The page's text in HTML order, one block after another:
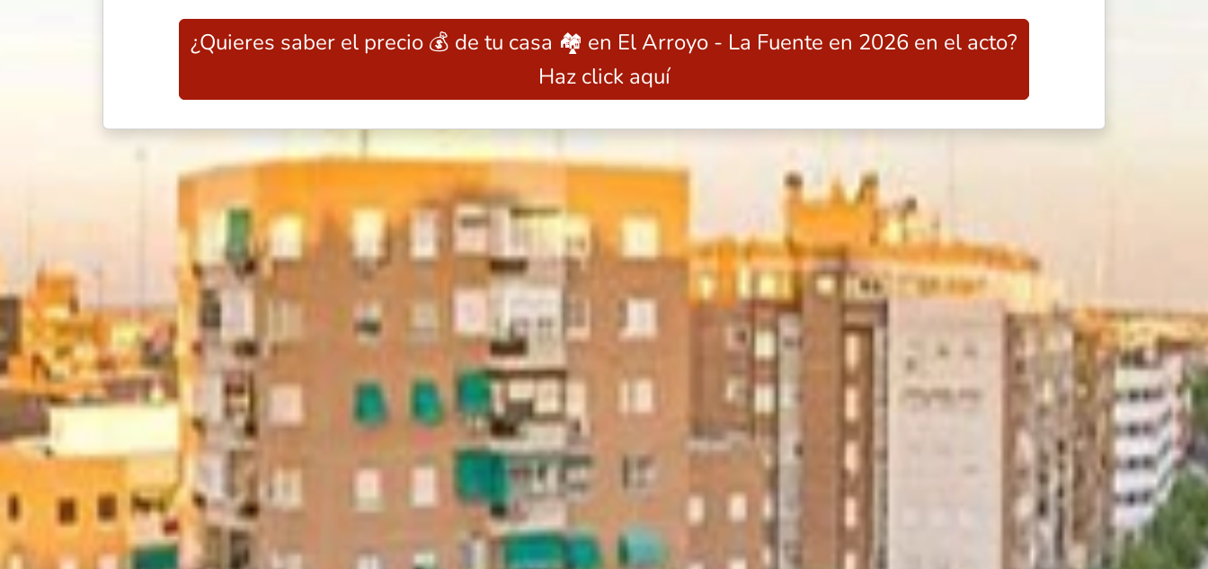
¿Quieres saber el precio 💰 de tu casa 🏘️ en El Arroyo - La Fuente en 2026 en el acto?
Haz click aquí